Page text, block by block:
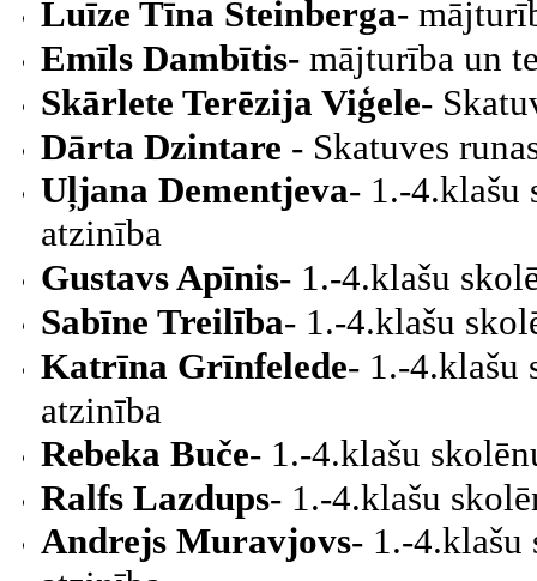
Luīze Tīna Šteinberga-
Emīls Dambītis- mājturība un
Skārlete Terēzija Viģele-
Dārta Dzintare - Skatuves
Uļjana Dementjeva- 1.-4.klašu
atzinība
Gustavs Apīnis- 1.-4.klašu
Sabīne Treilība- 1.-4.klašu
Katrīna Grīnfelede- 1.-4.klašu
atzinība
Rebeka Buče- 1.-4.klašu
Ralfs Lazdups- 1.-4.klašu
Andrejs Muravjovs- 1.-4.klašu